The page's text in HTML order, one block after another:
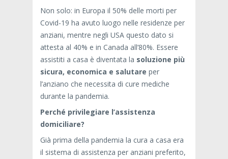
Non solo: in Europa il 50% delle morti per
Covid-19 ha avuto luogo nelle residenze per
anziani, mentre negli USA questo dato si
attesta al 40% e in Canada all’80%. Essere
assistiti a casa è diventata la soluzione più
sicura, economica e salutare per
l’anziano che necessita di cure mediche
durante la pandemia.
Perché privilegiare l’assistenza
domiciliare?
Già prima della pandemia la cura a casa era
il sistema di assistenza per anziani preferito,